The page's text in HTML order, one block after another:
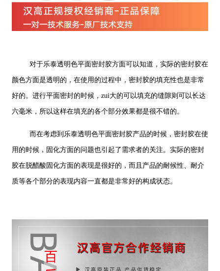
对于乐泰透明色平面密封胶方面可以知道，实际的密封胶在
颜色方面是透明的，在使用的过程中，密封胶的填充性也是非常
好的。进行平面密封的时候，zui大的可以填充的缝隙则可以长达
六毫米，所以这样在填充的各个部分效果都是很不错的。
而在考虑到乐泰透明色平面密封胶产品的时候，密封胶在使
用的时候，固化方面的问题也引起了需求者的关注。实际的密封
胶在脱醋酸固化方面的表现是很好的，而且产品的耐候性、耐介
质等各个部分的表现内容一直都是非常好的构成状态。